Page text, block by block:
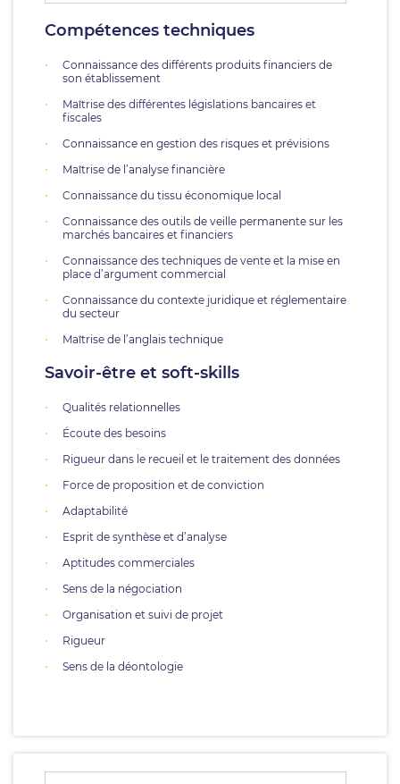
Compétences techniques
Connaissance des différents produits financiers de
son établissement
Maîtrise des différentes législations bancaires et
fiscales
Connaissance en gestion des risques et prévisions
Maîtrise de l’analyse financière
Connaissance du tissu économique local
Connaissance des outils de veille permanente sur les
marchés bancaires et financiers
Connaissance des techniques de vente et la mise en
place d’argument commercial
Connaissance du contexte juridique et réglementaire
du secteur
Maîtrise de l’anglais technique
Savoir-être et soft-skills
Qualités relationnelles
Écoute des besoins
Rigueur dans le recueil et le traitement des données
Force de proposition et de conviction
Adaptabilité
Esprit de synthèse et d’analyse
Aptitudes commerciales
Sens de la négociation
Organisation et suivi de projet
Rigueur
Sens de la déontologie